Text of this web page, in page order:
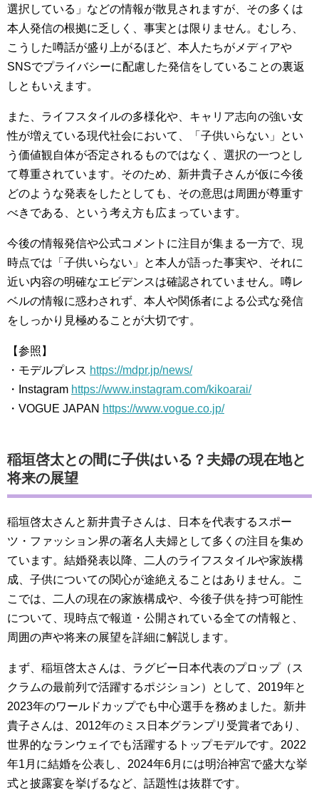
選択している」などの情報が散見されますが、その多くは
本人発信の根拠に乏しく、事実とは限りません。むしろ、
こうした噂話が盛り上がるほど、本人たちがメディアや
SNSでプライバシーに配慮した発信をしていることの裏返
しともいえます。
また、ライフスタイルの多様化や、キャリア志向の強い女
性が増えている現代社会において、「子供いらない」とい
う価値観自体が否定されるものではなく、選択の一つとし
て尊重されています。そのため、新井貴子さんが仮に今後
どのような発表をしたとしても、その意思は周囲が尊重す
べきである、という考え方も広まっています。
今後の情報発信や公式コメントに注目が集まる一方で、現
時点では「子供いらない」と本人が語った事実や、それに
近い内容の明確なエビデンスは確認されていません。噂レ
ベルの情報に惑わされず、本人や関係者による公式な発信
をしっかり見極めることが大切です。
【参照】
・モデルプレス https://mdpr.jp/news/
・Instagram https://www.instagram.com/kikoarai/
・VOGUE JAPAN https://www.vogue.co.jp/
稲垣啓太との間に子供はいる？夫婦の現在地と
将来の展望
稲垣啓太さんと新井貴子さんは、日本を代表するスポー
ツ・ファッション界の著名人夫婦として多くの注目を集め
ています。結婚発表以降、二人のライフスタイルや家族構
成、子供についての関心が途絶えることはありません。こ
こでは、二人の現在の家族構成や、今後子供を持つ可能性
について、現時点で報道・公開されている全ての情報と、
周囲の声や将来の展望を詳細に解説します。
まず、稲垣啓太さんは、ラグビー日本代表のプロップ（ス
クラムの最前列で活躍するポジション）として、2019年と
2023年のワールドカップでも中心選手を務めました。新井
貴子さんは、2012年のミス日本グランプリ受賞者であり、
世界的なランウェイでも活躍するトップモデルです。2022
年1月に結婚を公表し、2024年6月には明治神宮で盛大な挙
式と披露宴を挙げるなど、話題性は抜群です。